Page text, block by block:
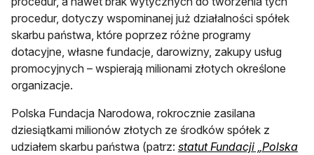
procedur, dotyczy wspominanej już działalności spółek
skarbu państwa, które poprzez różne programy
dotacyjne, własne fundacje, darowizny, zakupy usług
promocyjnych – wspierają milionami złotych określone
organizacje.
Polska Fundacja Narodowa, rokrocznie zasilana
dziesiątkami milionów złotych ze środków spółek z
udziałem skarbu państwa (patrz: statut Fundacji „Polska